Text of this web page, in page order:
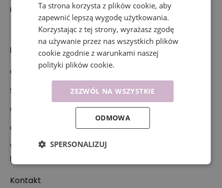
rejestracja@synergia-centrum.pl
Nasza oferta
Oferta
Specjaliści
Co leczymy?
Cennik
Współpraca
Przydatne linki
Kontakt
Ta strona korzysta z plików cookie, aby
zapewnić lepszą wygodę użytkowania.
Korzystając z tej strony, wyrażasz zgodę
na używanie przez nas wszystkich plików
cookie zgodnie z warunkami naszej
polityki plików cookie.
ZEZWÓL NA WSZYSTKIE
ODMOWA
SPERSONALIZUJ